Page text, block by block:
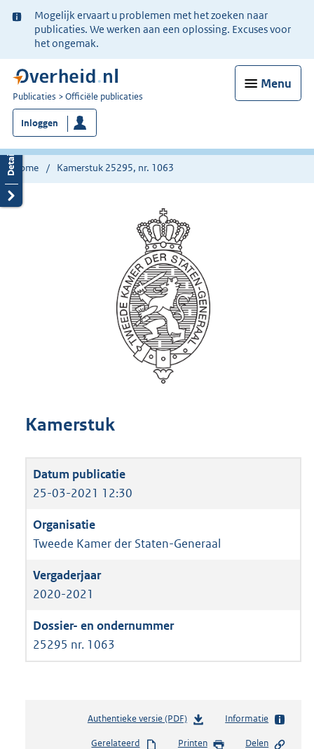
Ter
informatie:
Mogelijk ervaart u problemen met het zoeken naar
publicaties. We werken aan een oplossing. Excuses voor
het ongemak.
Menu
U
bent
nu
hier:
Publicaties Officiële publicaties
Inloggen
Home Kamerstuk 25295, nr. 1063
Kamerstuk
25-03-2021 12:30
Tweede Kamer der Staten-Generaal
2020-2021
25295 nr. 1063
Authentieke versie (PDF)b
Informatie
Gerelateerd Printen Delen